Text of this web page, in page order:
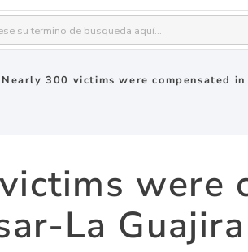
Nearly 300 victims were compensated
were
La